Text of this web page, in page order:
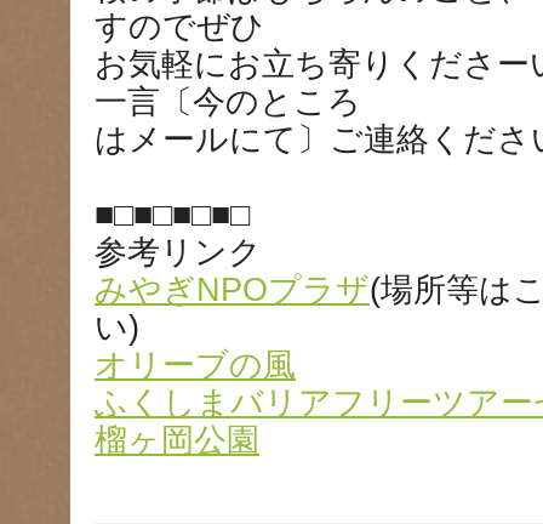
すのでぜひ
お気軽にお立ち寄りくださ
一言〔今のところ
はメールにて〕ご連絡くださ
■□■□■□■□
参考リンク
みやぎNPOプラザ(場所等は
い)
オリーブの風
ふくしまバリアフリーツアー
榴ヶ岡公園